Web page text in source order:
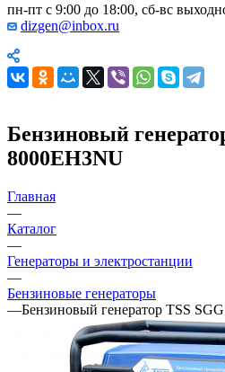
пн-пт с 9:00 до 18:00, сб-вс
dizgen@inbox.ru
Бензиновый
8000EH3NU
Главная
—
Каталог
—
Генераторы и электростанции
—
Бензиновые генераторы
—Бензиновый генератор TSS